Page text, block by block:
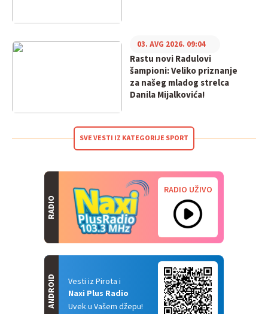
Rastu novi Radulovi
šampioni: Veliko priznanje
za našeg mladog strelca
Danila Mijalkovića!
03. AVG 2026. 09:04
SVE VESTI IZ KATEGORIJE SPORT
RADIO
RADIO UŽIVO
Vesti iz Pirota i
Naxi Plus Radio
Uvek u Vašem džepu!
ANDROID